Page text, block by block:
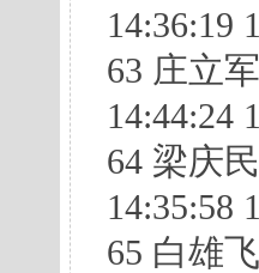
14:36:19
63 庄立
14:44:24
64 梁庆
14:35:58
65 白雄